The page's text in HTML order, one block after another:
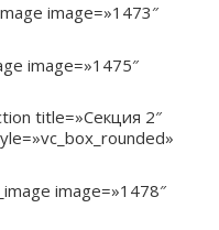
image=»1473″
image=»1475″
title=»Секция 2″
image=»1478″